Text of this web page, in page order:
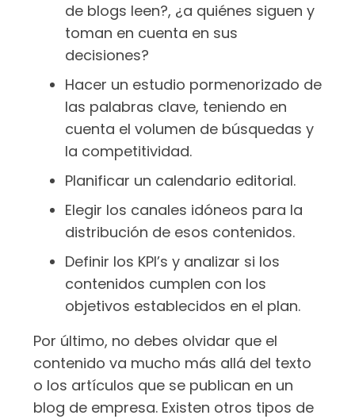
de blogs leen?, ¿a quiénes siguen y
toman en cuenta en sus
decisiones?
Hacer un estudio pormenorizado de
las palabras clave, teniendo en
cuenta el volumen de búsquedas y
la competitividad.
Planificar un calendario editorial.
Elegir los canales idóneos para la
distribución de esos contenidos.
Definir los KPI’s y analizar si los
contenidos cumplen con los
objetivos establecidos en el plan.
Por último, no debes olvidar que el
contenido va mucho más allá del texto
o los artículos que se publican en un
blog de empresa. Existen otros tipos de